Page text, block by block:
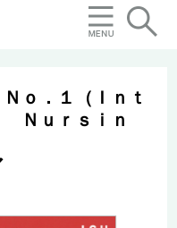
ｏ．１（Ｉｎｔ
Ｎｕｒｓｉｎ